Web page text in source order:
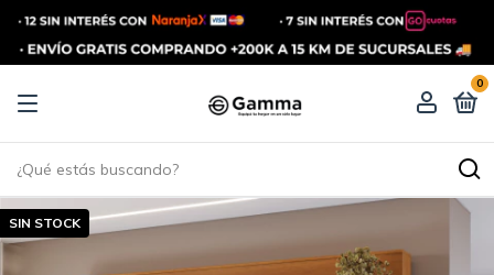
0
SIN STOCK